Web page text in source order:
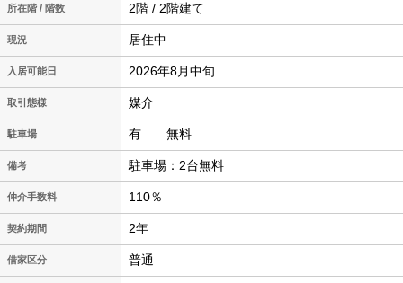
所在階 / 階数 2階 / 2階建て
現況 居住中
入居可能日 2026年8月中旬
取引態様 媒介
駐車場 有 無料
備考 駐車場：2台無料
仲介手数料 110％
契約期間 2年
借家区分 普通